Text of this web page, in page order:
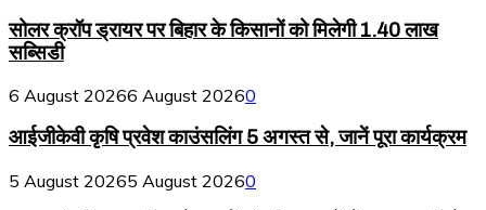
सोलर क्रॉप ड्रायर पर बिहार के किसानों को मिलेगी 1.40 लाख
सब्सिडी
6 August 20266 August 20260
आईजीकेवी कृषि प्रवेश काउंसलिंग 5 अगस्त से, जानें पूरा कार्यक्रम
5 August 20265 August 20260